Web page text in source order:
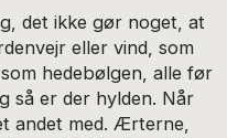
det ikke gør noget, at
eller vind, som
hedebølgen, alle før
så er der hylden. Når
andet med. Ærterne,